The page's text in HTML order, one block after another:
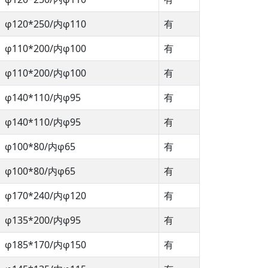
φ120*250/内φ110
有
φ110*200/内φ100
有
φ110*200/内φ100
有
φ140*110/内φ95
有
φ140*110/内φ95
有
φ100*80/内φ65
有
φ100*80/内φ65
有
φ170*240/内φ120
有
φ135*200/内φ95
有
φ185*170/内φ150
有